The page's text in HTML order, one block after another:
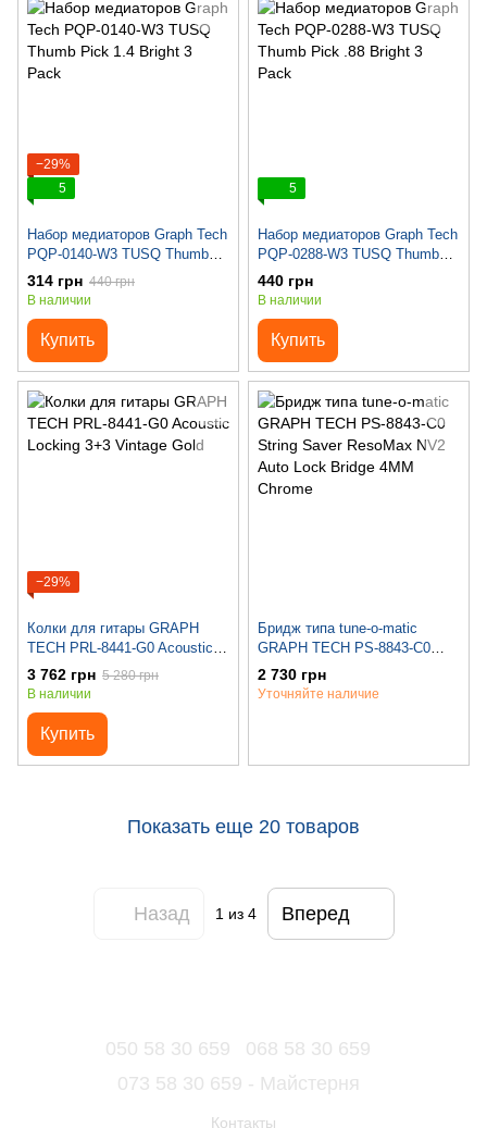
−29%
5
Набор медиаторов Graph Tech
PQP-0140-W3 TUSQ Thumb
Pick 1.4 Bright 3 Pack
314 грн 440 грн
В наличии
Купить
5
Набор медиаторов Graph Tech
PQP-0288-W3 TUSQ Thumb
Pick .88 Bright 3 Pack
440 грн
В наличии
Купить
−29%
Колки для гитары GRAPH
TECH PRL-8441-G0 Acoustic
Locking 3+3 Vintage Gold
3 762 грн 5 280 грн
В наличии
Купить
Бридж типа tune-o-matic
GRAPH TECH PS-8843-C0
String Saver ResoMax NV2
Auto Lock Bridge 4MM Chrome
2 730 грн
Уточняйте наличие
Показать еще 20 товаров
Назад 1из 4 Вперед
050 58 30 659
068 58 30 659
073 58 30 659 - Майстерня
Контакты